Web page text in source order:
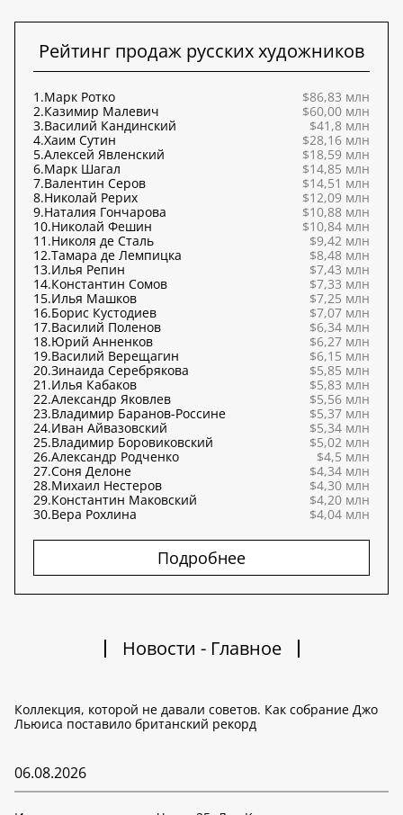
Рейтинг продаж русских художников
1.Марк Ротко
$86,83 млн
2.Казимир Малевич
$60,00 млн
3.Василий Кандинский
$41,8 млн
4.Хаим Сутин
$28,16 млн
5.Алексей Явленский
$18,59 млн
6.Марк Шагал
$14,85 млн
7.Валентин Серов
$14,51 млн
8.Николай Рерих
$12,09 млн
9.Наталия Гончарова
$10,88 млн
10.Николай Фешин
$10,84 млн
11.Николя де Сталь
$9,42 млн
12.Тамара де Лемпицка
$8,48 млн
13.Илья Репин
$7,43 млн
14.Константин Сомов
$7,33 млн
15.Илья Машков
$7,25 млн
16.Борис Кустодиев
$7,07 млн
17.Василий Поленов
$6,34 млн
18.Юрий Анненков
$6,27 млн
19.Василий Верещагин
$6,15 млн
20.Зинаида Серебрякова
$5,85 млн
21.Илья Кабаков
$5,83 млн
22.Александр Яковлев
$5,56 млн
23.Владимир Баранов-Россине
$5,37 млн
24.Иван Айвазовский
$5,34 млн
25.Владимир Боровиковский
$5,02 млн
26.Александр Родченко
$4,5 млн
27.Соня Делоне
$4,34 млн
28.Михаил Нестеров
$4,30 млн
29.Константин Маковский
$4,20 млн
30.Вера Рохлина $4,04 млн
Подробнее
Новости - Главное
Коллекция, которой не давали советов. Как собрание Джо
Льюиса поставило британский рекорд
06.08.2026